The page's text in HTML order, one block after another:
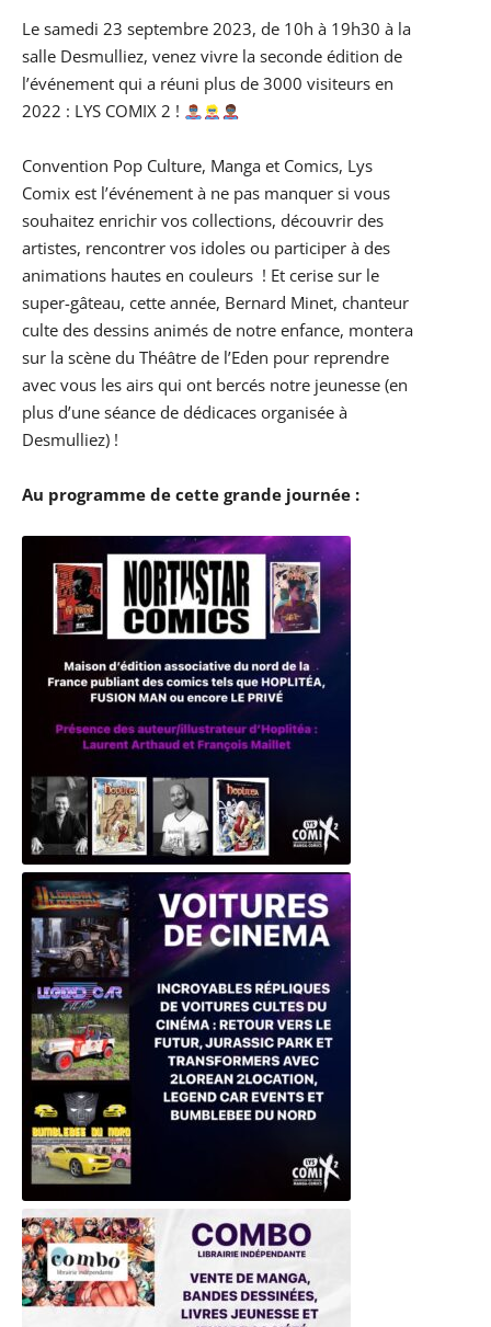
Le samedi 23 septembre 2023, de 10h à 19h30 à la
salle Desmulliez, venez vivre la seconde édition de
l’événement qui a réuni plus de 3000 visiteurs en
2022 : LYS COMIX 2 !
Convention Pop Culture, Manga et Comics, Lys
Comix est l’événement à ne pas manquer si vous
souhaitez enrichir vos collections, découvrir des
artistes, rencontrer vos idoles ou participer à des
animations hautes en couleurs ! Et cerise sur le
super-gâteau, cette année, Bernard Minet, chanteur
culte des dessins animés de notre enfance, montera
sur la scène du Théâtre de l’Eden pour reprendre
avec vous les airs qui ont bercés notre jeunesse (en
plus d’une séance de dédicaces organisée à
Desmulliez) !
Au programme de cette grande journée :